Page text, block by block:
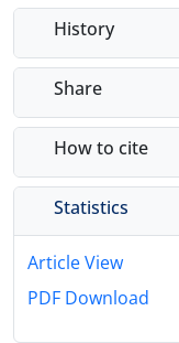
History
Share
How to cite
Statistics
Article View
PDF Download